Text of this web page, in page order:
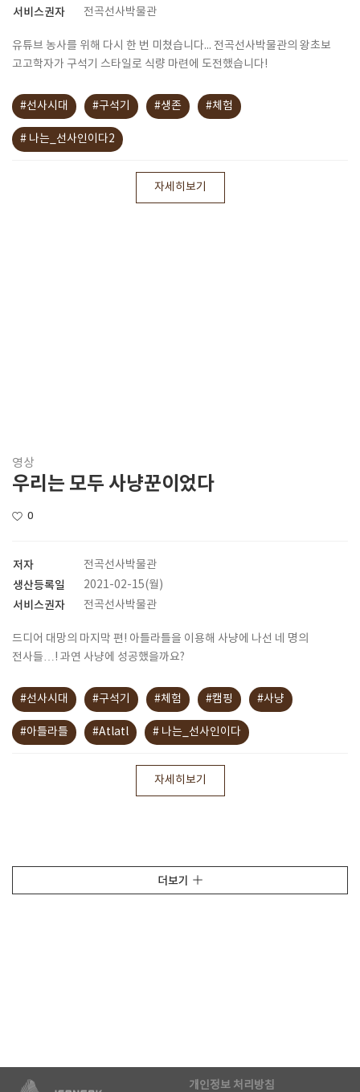
서비스권자 전곡선사박물관
유튜브 농사를 위해 다시 한 번 미쳤습니다... 전곡선사박물관의 왕초보
고고학자가 구석기 스타일로 식량 마련에 도전했습니다!
#선사시대 #구석기 #생존 #체험
# 나는_선사인이다2
자세히보기
영상
우리는 모두 사냥꾼이었다
0
저자 전곡선사박물관
생산등록일 2021-02-15(월)
서비스권자 전곡선사박물관
드디어 대망의 마지막 편! 아틀라틀을 이용해 사냥에 나선 네 명의
전사들…! 과연 사냥에 성공했을까요?
#선사시대 #구석기 #체험 #캠핑 #사냥
#아틀라틀 #Atlatl # 나는_선사인이다
자세히보기
더보기
개인정보 처리방침